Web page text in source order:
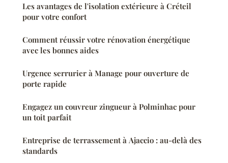
Les avantages de l'isolation extérieure à Créteil
pour votre confort
Comment réussir votre rénovation énergétique
avec les bonnes aides
Urgence serrurier à Manage pour ouverture de
porte rapide
Engagez un couvreur zingueur à Polminhac pour
un toit parfait
Entreprise de terrassement à Ajaccio : au-delà des
standards